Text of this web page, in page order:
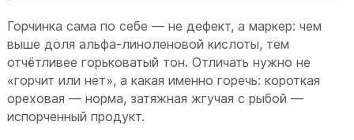
Горчинка сама по себе — не дефект, а маркер: чем
выше доля альфа-линоленовой кислоты, тем
отчётливее горьковатый тон. Отличать нужно не
«горчит или нет», а какая именно горечь: короткая
ореховая — норма, затяжная жгучая с рыбой —
испорченный продукт.